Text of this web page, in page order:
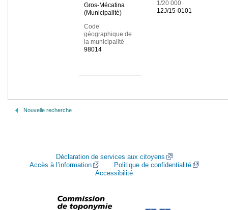
Gros-Mécatina
(Municipalité)
Code
géographique de
la municipalité
98014
1/20 000
12J/15-0101
Nouvelle recherche
Déclaration de services aux citoyens
Accès à l’information
Politique de confidentialité
Accessibilité